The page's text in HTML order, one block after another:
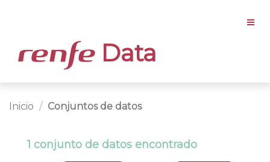
Data
Inicio Conjuntos de datos
1 conjunto de datos encontrado